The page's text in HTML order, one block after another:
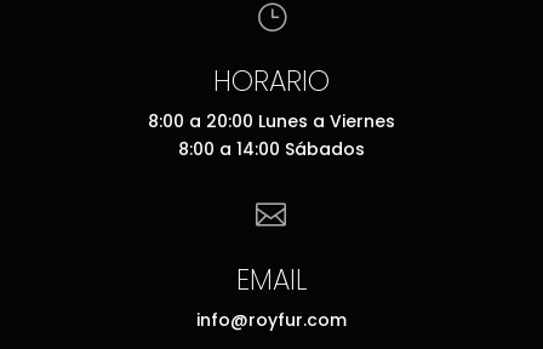
}
HORARIO
8:00 a 20:00 Lunes a Viernes
8:00 a 14:00 Sábados

EMAIL
info@royfur.com